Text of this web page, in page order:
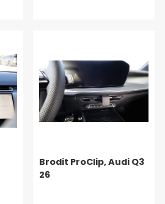
Brodit ProClip, Audi Q3
26